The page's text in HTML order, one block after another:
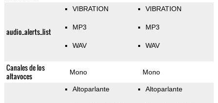
audio_alerts_list
VIBRATION
MP3
WAV
VIBRATION
MP3
WAV
Canales de los
altavoces
Mono Mono
Altoparlante Altoparlante